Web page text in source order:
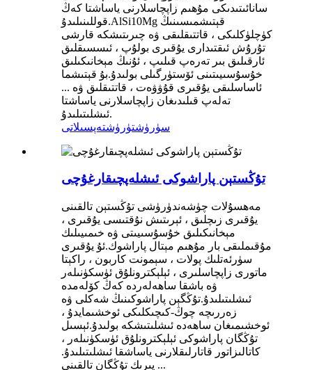
سانائىتىدىكى مۇھىم زاپچاسلارنى ياساشتا كەڭ
قوللىنىلىدۇ.AlSi10Mg قېتىشمىسىنىڭ
كۈچلۈكلىكى ، قاتتىقلىقى ۋە چىرىتىشكە قارشى
تۇرۇش ئىقتىدارى يۇقىرى بولۇپ ، ئىسسىقلىق
ئارقىلىق بىر تەرەپ قىلىپ ، ئۇنىڭ مېخانىكىلىق
خۇسۇسىيىتىنى ئۆستۈرگىلى بولىدۇ.بۇ قېتىشما
ئاساسلىقى يۇقىرى قۇۋۋەت ، قاتتىقلىق ۋە ...
تەلەپ قىلىدىغان زاپچاسلارنى ياساشتا
ئىشلىتىلىدۇ.
سۈرۈشتۈرۈشتەپسىلاتى
تۇڭستېن پاراشوكى ئىشلەپچىقارغۇچى
مەھسۇلات چۈشەندۈرۈشى تۇڭستېن تالقىنى
يۇقىرى زىچلىق ، ئېرىتىش نۇقتىسى يۇقىرى ،
مېخانىكىلىق خۇسۇسىيىتى ۋە خىمىيىلىك
مۇقىملىقى بار مۇھىم مېتال پاراشوك.ئۇ يۇقىرى
سۈرئەتلىك پولات ، سېمونت كاربون ، راكېتا
ماتورى زاپچاسلىرى ، ئېلېكترونلۇق ئۈسكۈنىلەر
ۋە باشقا ساھەلەردە كەڭ كۆلەمدە
ئىشلىتىلىدۇ.تۇڭگېن پاراشوكىنىڭ شەكلى ۋە
زەررىچە چوڭ-كىچىكلىكى ئوخشىمايدۇ ،
ئوخشىمىغان ساھەدە ئىشلىتىشكە بولىدۇ.ئېسىل
تۇڭگان پاراشوكى ئېلېكترونلۇق ئۈسكۈنىلەر ،
كاتالىزاتور قاتارلىقلارنى ياساشقا ئىشلىتىلىدۇ.
يىرىك تۇڭگان تالقىنى ...